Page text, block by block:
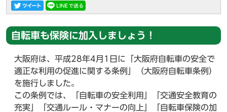
自転車も保険に加入しましょう！
大阪府は、平成28年4月1日に「大阪府自転車の安全で
適正な利用の促進に関する条例」（大阪府自転車条例）
を施行しました。
この条例では、「自転車の安全利用」「交通安全教育の
充実」「交通ルール・マナーの向上」「自転車保険の加